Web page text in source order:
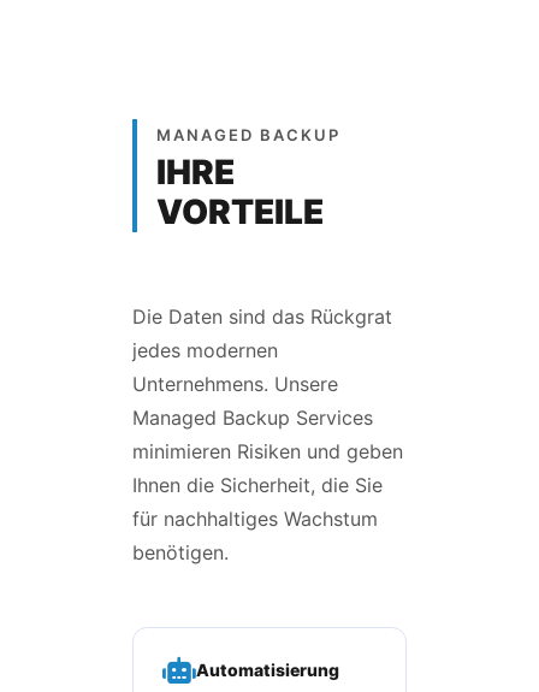
MANAGED BACKUP
IHRE
VORTEILE
Die Daten sind das Rückgrat
jedes modernen
Unternehmens. Unsere
Managed Backup Services
minimieren Risiken und geben
Ihnen die Sicherheit, die Sie
für nachhaltiges Wachstum
benötigen.
Automatisierung